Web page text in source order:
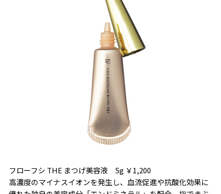
フローフシ THE まつげ美容液 5g ￥1,200
高濃度のマイナスイオンを発生し、血流促進や抗酸化効果に